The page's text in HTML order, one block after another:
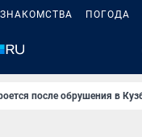
ЗНАКОМСТВА ПОГОДА
после обрушения в